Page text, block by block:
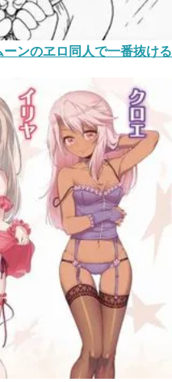
ーンのヱロ同人で一番抜ける